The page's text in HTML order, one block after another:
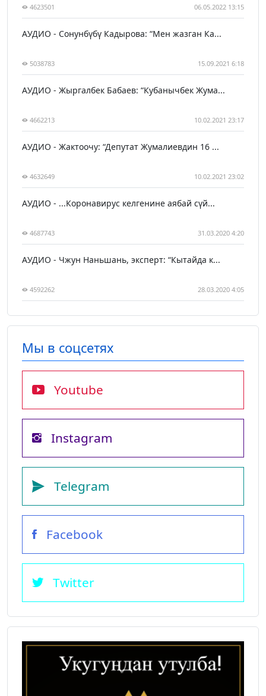
4623501 06.05.2022 13:15
АУДИО - Сонунбүбү Кадырова: “Мен жазган Ка...
5038783 15.09.2021 6:18
АУДИО - Жыргалбек Бабаев: “Кубанычбек Жума...
4662213 10.02.2021 23:17
АУДИО - Жактоочу: “Депутат Жумалиевдин 16 ...
4632649 10.02.2021 23:02
АУДИО - ...Коронавирус келгенине аябай сүй...
4687743 31.03.2020 4:20
АУДИО - Чжун Наньшань, эксперт: “Кытайда к...
4592262 28.03.2020 4:05
Мы в соцсетях
Youtube
Instagram
Telegram
Facebook
Twitter